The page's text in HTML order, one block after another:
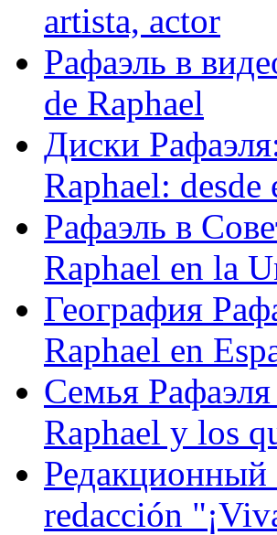
artista, actor
Рафаэль в
de Raphael
Диски
Raphael:
Рафаэль в
Raphael en la
География
Raphael en
Семья
Raphael y los
Редакционный
redacción